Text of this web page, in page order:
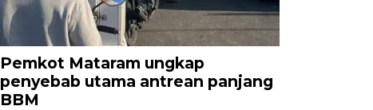
Pemkot Mataram ungkap
penyebab utama antrean panjang
BBM